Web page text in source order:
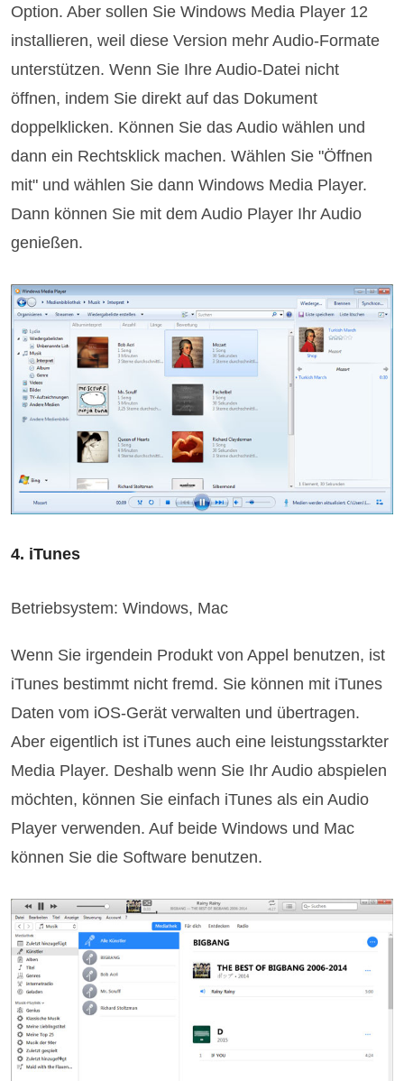
Option. Aber sollen Sie Windows Media Player 12
installieren, weil diese Version mehr Audio-Formate
unterstützen. Wenn Sie Ihre Audio-Datei nicht
öffnen, indem Sie direkt auf das Dokument
doppelklicken. Können Sie das Audio wählen und
dann ein Rechtsklick machen. Wählen Sie "Öffnen
mit" und wählen Sie dann Windows Media Player.
Dann können Sie mit dem Audio Player Ihr Audio
genießen.
4. iTunes
Betriebsystem: Windows, Mac
Wenn Sie irgendein Produkt von Appel benutzen, ist
iTunes bestimmt nicht fremd. Sie können mit iTunes
Daten vom iOS-Gerät verwalten und übertragen.
Aber eigentlich ist iTunes auch eine leistungsstarkter
Media Player. Deshalb wenn Sie Ihr Audio abspielen
möchten, können Sie einfach iTunes als ein Audio
Player verwenden. Auf beide Windows und Mac
können Sie die Software benutzen.